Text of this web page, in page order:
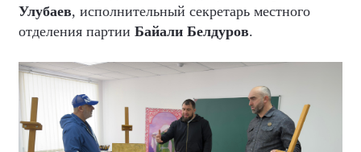
Улубаев, исполнительный секретарь местного
отделения партии Байали Белдуров.